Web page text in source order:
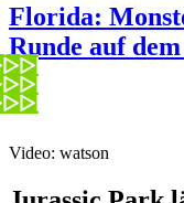
Florida:
Runde auf
Video: watson